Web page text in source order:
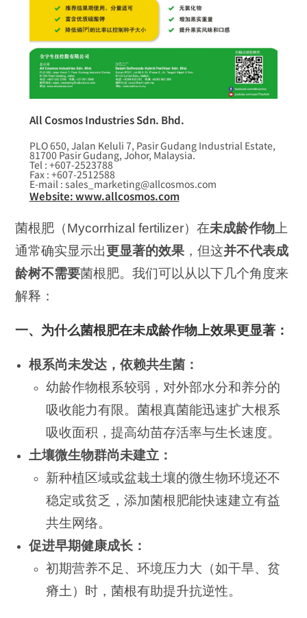
All Cosmos Industries Sdn. Bhd.
PLO 650, Jalan Keluli 7, Pasir Gudang Industrial Estate,
81700 Pasir Gudang, Johor, Malaysia.
Tel : +607-2523788
Fax : +607-2512588
E-mail : sales_marketing@allcosmos.com
Website: www.allcosmos.com
菌根肥（Mycorrhizal fertilizer）在未成龄作物上
通常确实显示出更显著的效果 ，但这并不代表成
龄树不需要菌根肥。我们可以从以下几个角度来
解释：
一、为什么菌根肥在未成龄作物上效果更显著：
根系尚未发达，依赖共生菌：
幼龄作物根系较弱，对外部水分和养分的
吸收能力有限。菌根真菌能迅速扩大根系
吸收面积，提高幼苗存活率与生长速度。
土壤微生物群尚未建立：
新种植区域或盆栽土壤的微生物环境还不
稳定或贫乏，添加菌根肥能快速建立有益
共生网络。
促进早期健康成长：
初期营养不足、环境压力大（如干旱、贫
瘠土）时，菌根有助提升抗逆性。